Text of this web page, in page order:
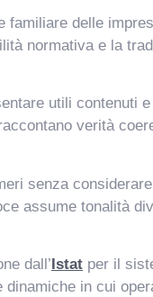
familiare delle
normativa e la
utili contenuti
verità
senza
assume tonalità
dall’Istat per il
in cui